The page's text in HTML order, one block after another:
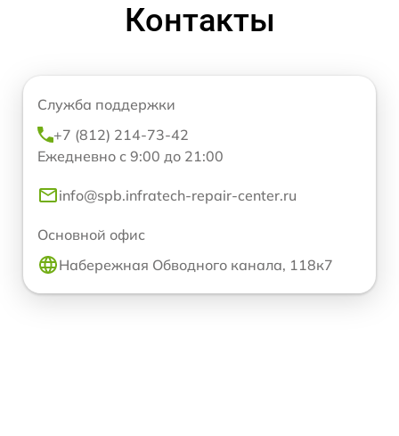
Контакты
Служба поддержки
+7 (812) 214-73-42
Ежедневно с 9:00 до 21:00
info@spb.infratech-repair-center.ru
Основной офис
Набережная Обводного канала, 118к7